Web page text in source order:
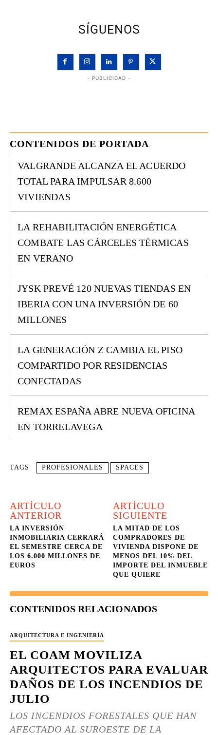
SÍGUENOS
- PUBLICIDAD -
CONTENIDOS DE PORTADA
VALGRANDE ALCANZA EL ACUERDO
TOTAL PARA IMPULSAR 8.600
VIVIENDAS
LA REHABILITACIÓN ENERGÉTICA
COMBATE LAS CÁRCELES TÉRMICAS
EN VERANO
JYSK PREVÉ 120 NUEVAS TIENDAS EN
IBERIA CON UNA INVERSIÓN DE 60
MILLONES
LA GENERACIÓN Z CAMBIA EL PISO
COMPARTIDO POR RESIDENCIAS
CONECTADAS
REMAX ESPAÑA ABRE NUEVA OFICINA
EN TORRELAVEGA
TAGS PROFESIONALES SPACES
ARTÍCULO
ANTERIOR
LA INVERSIÓN
INMOBILIARIA CERRARÁ
EL SEMESTRE CERCA DE
LOS 6.000 MILLONES DE
EUROS
ARTÍCULO
SIGUIENTE
LA MITAD DE LOS
COMPRADORES DE
VIVIENDA DISPONE DE
MENOS DEL 10% DEL
IMPORTE DEL INMUEBLE
QUE QUIERE
CONTENIDOS RELACIONADOS
ARQUITECTURA E INGENIERÍA
EL COAM MOVILIZA
ARQUITECTOS PARA EVALUAR
DAÑOS DE LOS INCENDIOS DE
JULIO
LOS INCENDIOS FORESTALES QUE HAN
AFECTADO AL SUROESTE DE LA